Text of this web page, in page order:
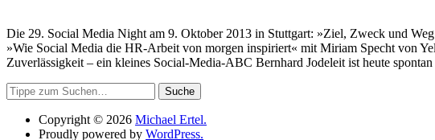
Die 29. Social Media Night am 9. Oktober 2013 in Stuttgart: »Ziel, Zweck und
»Wie Social Media die HR-Arbeit von morgen inspiriert« mit Miriam Specht von
Zuverlässigkeit – ein kleines Social-Media-ABC Bernhard Jodeleit ist heute
Suche
Copyright © 2026 Michael Ertel.
Proudly powered by WordPress.